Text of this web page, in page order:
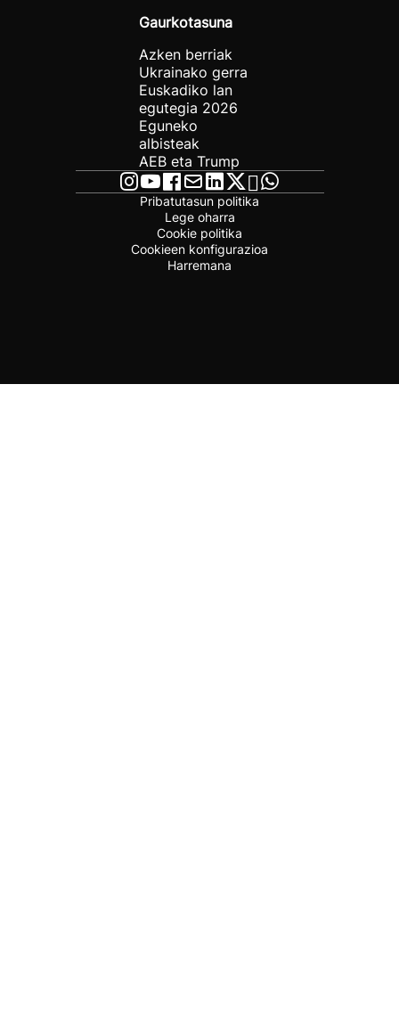
Gaurkotasuna
Azken berriak
Ukrainako gerra
Euskadiko lan
egutegia 2026
Eguneko
albisteak
AEB eta Trump
Pribatutasun politika
Lege oharra
Cookie politika
Cookieen konfigurazioa
Harremana